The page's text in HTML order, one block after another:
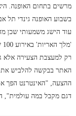
בשבוע האופנה גינדי תל
עוד הישג משמעותי שכן
רק למעצבת הצעירה אלא
האתר בבקשה להלביש
ההצעה, "האינטרנט הפך
דגם מקבל במה עולמית",